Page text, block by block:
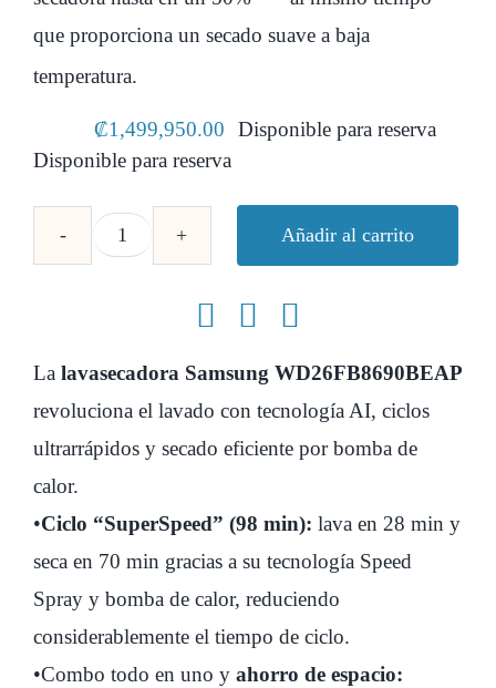
que proporciona un secado suave a baja
temperatura.
₡1,499,950.00
Disponible para reserva
Disponible para reserva
Lavasecadora
Bespoke
AI
26kg/15kg
cantidad
Añadir al carrito
La lavasecadora Samsung WD26FB8690BEAP
revoluciona el lavado con tecnología AI, ciclos
ultrarrápidos y secado eficiente por bomba de
calor.
•Ciclo “SuperSpeed” (98 min): lava en 28 min y
seca en 70 min gracias a su tecnología Speed
Spray y bomba de calor, reduciendo
considerablemente el tiempo de ciclo.
•Combo todo en uno y ahorro de espacio: